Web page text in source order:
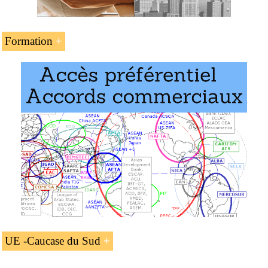
Formation
L’unité d’enseignement « La politique commerciale de
l’UE avec le Caucase du Sud» fait partie des
programmes de l’EENI Global Business School :
Doctorat en commerce mondial.
UE -Caucase du Sud